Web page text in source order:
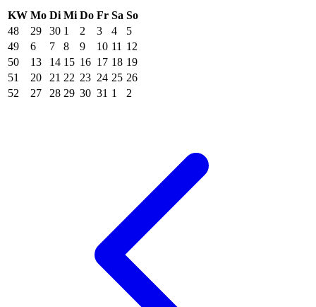
KW Mo Di Mi Do Fr Sa So
48
29 30 1 2 3 4
5
49
6 7 8 9 10 11 12
50
13 14 15 16 17 18 19
51
20 21 22 23 24 25 26
52
27 28 29 30 31 1 2